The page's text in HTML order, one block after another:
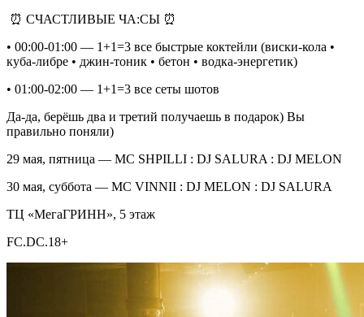
⏰ СЧАСТЛИВЫЕ ЧА:СЫ ⏰
• 00:00-01:00 — 1+1=3 все быстрые коктейли (виски-кола •
куба-либре • джин-тоник • бетон • водка-энергетик)
• 01:00-02:00 — 1+1=3 все сеты шотов
Да-да, берёшь два и третий получаешь в подарок) Вы
правильно поняли)
29 мая, пятница — MC SHPILLI : DJ SALURA : DJ MELON
30 мая, суббота — MC VINNII : DJ MELON : DJ SALURA
ТЦ «МегаГРИНН», 5 этаж
FC.DC.18+